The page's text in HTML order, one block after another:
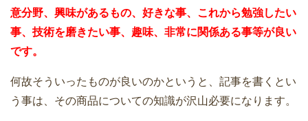
意分野、興味があるもの、好きな事、これから勉強したい
事、技術を磨きたい事、趣味、非常に関係ある事等が良い
です。
何故そういったものが良いのかというと、記事を書くとい
う事は、その商品についての知識が沢山必要になります。